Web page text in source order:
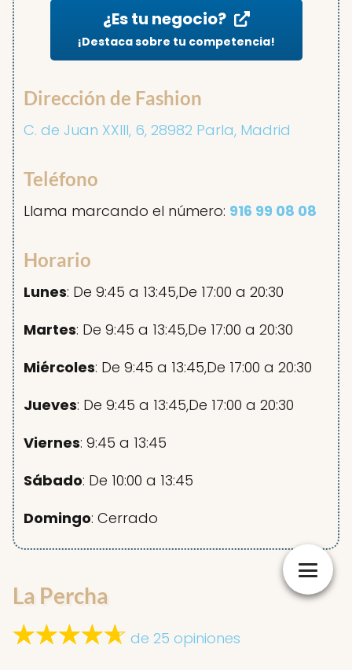
¿Es tu negocio?
¡Destaca sobre tu competencia!
Dirección de Fashion
C. de Juan XXIII, 6, 28982 Parla, Madrid
Teléfono
Llama marcando el número: 916 99 08 08
Horario
Lunes: De 9:45 a 13:45,De 17:00 a 20:30
Martes: De 9:45 a 13:45,De 17:00 a 20:30
Miércoles: De 9:45 a 13:45,De 17:00 a 20:30
Jueves: De 9:45 a 13:45,De 17:00 a 20:30
Viernes: 9:45 a 13:45
Sábado: De 10:00 a 13:45
Domingo: Cerrado
La Percha
de 25 opiniones